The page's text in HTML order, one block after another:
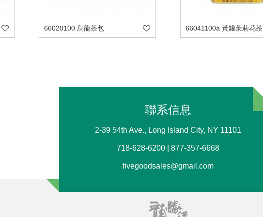
66020100 烏龍茶包 66041100a 黃罐茉莉花茶
聯系信息
2-39 54th Ave., Long Island City, NY 11101
718-628-6200 | 877-357-6668
fivegoodsales@gmail.com